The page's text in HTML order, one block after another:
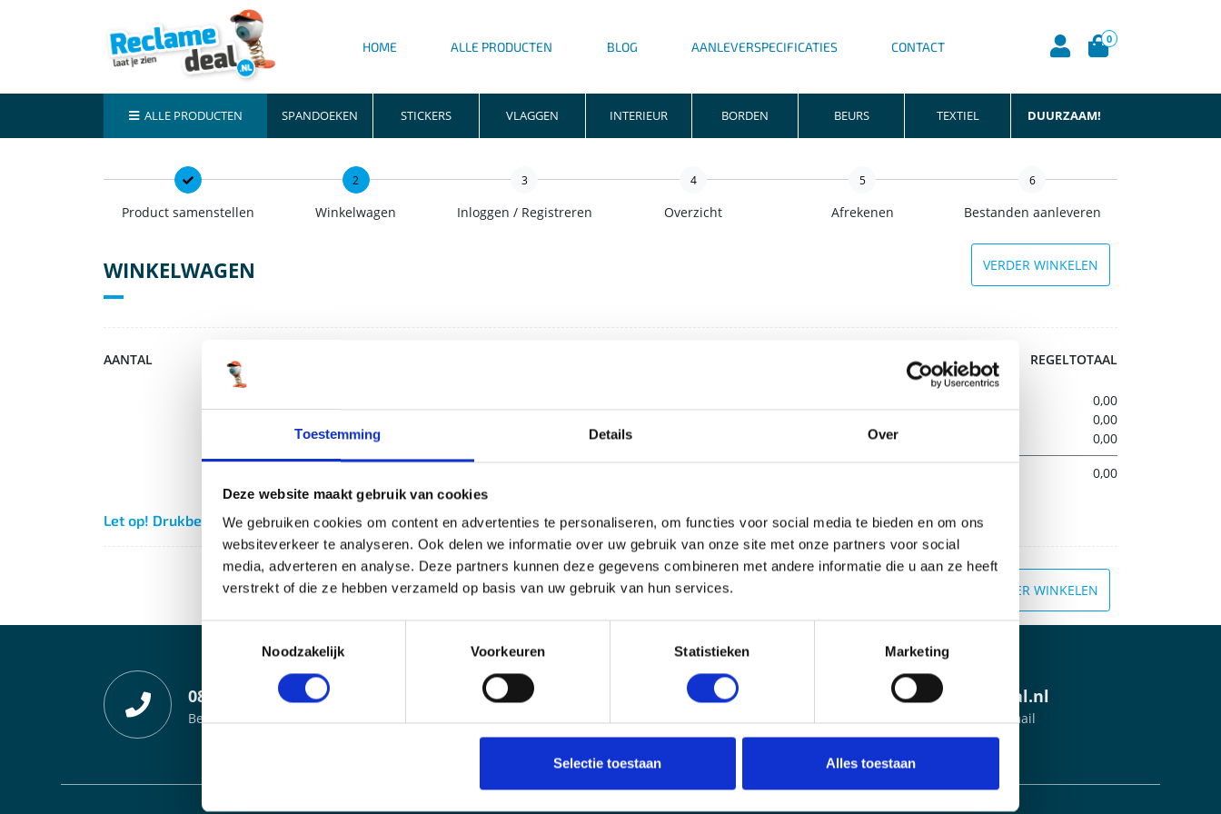
Toestemming Details Over
Deze website maakt gebruik van cookies
We gebruiken cookies om content en advertenties te personaliseren, om functies voor social media te bieden en om ons
websiteverkeer te analyseren. Ook delen we informatie over uw gebruik van onze site met onze partners voor social
media, adverteren en analyse. Deze partners kunnen deze gegevens combineren met andere informatie die u aan ze heeft
verstrekt of die ze hebben verzameld op basis van uw gebruik van hun services.
Toestemmingsselectie
Noodzakelijk
Voorkeuren Statistieken Marketing
Selectie toestaan Alles toestaan
HOME ALLE PRODUCTEN BLOG AANLEVERSPECIFICATIES CONTACT
0
ALLE PRODUCTEN SPANDOEKEN STICKERS VLAGGEN INTERIEUR BORDEN BEURS TEXTIEL DUURZAAM!
Product samenstellen
2
Winkelwagen
3
Inloggen / Registreren
4
Overzicht
5
Afrekenen
6
Bestanden aanleveren
WINKELWAGEN VERDER WINKELEN
AANTAL PRIJS REGELTOTAAL
0,00
0,00
21% BTW:
0,00
0,00
Let op! Drukbestanden kunnen worden aangeleverd na het afronden en betaling van je bestelling
VERDER WINKELEN
0800 888 3333 (Gratis)
Bel gratis met onze klantenservice
Livechat
Stel een vraag via de chat
info@reclamedeal.nl
Stuur ons 24/7 een e-mail